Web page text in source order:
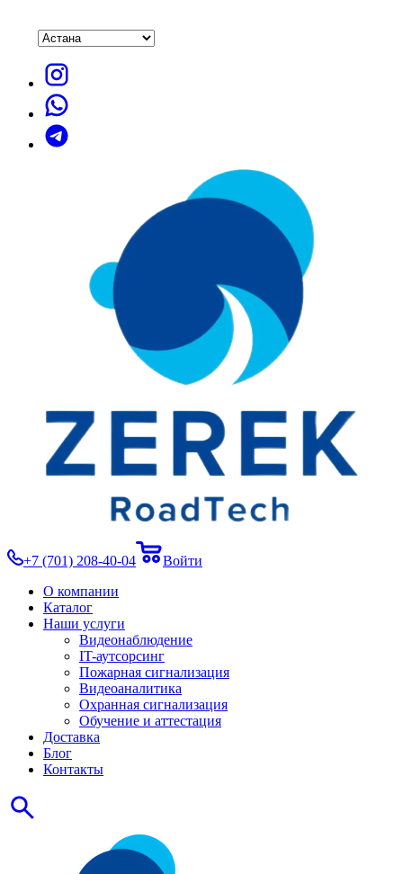
+7 (701) 208-40-04
Войти
О компании
Каталог
Наши услуги
Видеонаблюдение
IT-аутсорсинг
Пожарная сигнализация
Видеоаналитика
Охранная сигнализация
Обучение и аттестация
Доставка
Блог
Контакты